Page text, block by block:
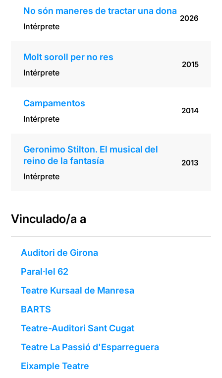
No són maneres de tractar una dona
Intérprete
2026
Molt soroll per no res
Intérprete
2015
Campamentos
Intérprete
2014
Geronimo Stilton. El musical del
reino de la fantasía
Intérprete
2013
Vinculado/a a
Auditori de Girona
Paral·lel 62
Teatre Kursaal de Manresa
BARTS
Teatre-Auditori Sant Cugat
Teatre La Passió d'Esparreguera
Eixample Teatre